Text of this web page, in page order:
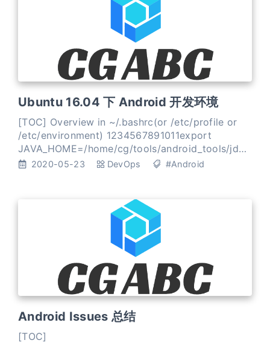
Ubuntu 16.04 下 Android 开发环境
[TOC] Overview in ~/.bashrc(or /etc/profile or
/etc/environment) 1234567891011export
JAVA_HOME=/home/cg/tools/android_tools/jdk1.
8.0_251export
2020-05-23 DevOps #Android
Android Issues 总结
[TOC]